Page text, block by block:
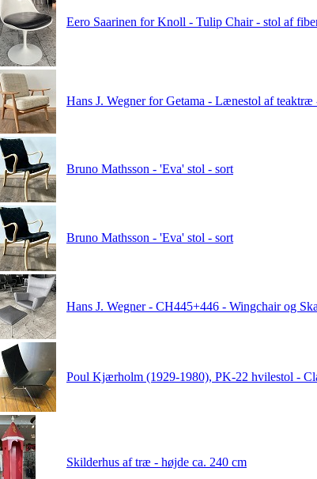
Eero Saarinen for Knoll - Tulip Chair - stol af
Hans J. Wegner for Getama - Lænestol af
Bruno Mathsson - 'Eva' stol - sort
Bruno Mathsson - 'Eva' stol - sort
Hans J. Wegner - CH445+446 - Wingchair og
Poul Kjærholm (1929-1980), PK-22 hvilestol -
Skilderhus af træ - højde ca. 240 cm